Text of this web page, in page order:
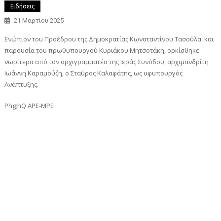
Ειδήσεις
21 Μαρτίου 2025
Ενώπιον του Προέδρου της Δημοκρατίας Κωνσταντίνου Τασούλα, και
παρουσία του πρωθυπουργού Κυριάκου Μητσοτάκη, ορκίσθηκε
νωρίτερα από τον αρχιγραμματέα της Ιεράς Συνόδου, αρχιμανδρίτη
Ιωάννη Καραμούζη, ο Σταύρος Καλαφάτης, ως υφυπουργός
Ανάπτυξης.
Phg;hQ APE-MPE